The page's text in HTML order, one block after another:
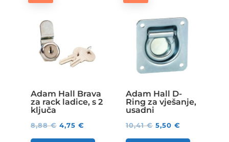
Adam Hall Brava
za rack ladice, s 2
ključa
8,88€ 4,75 €
Adam Hall D-
Ring za vješanje,
usadni
10,41€ 5,50€